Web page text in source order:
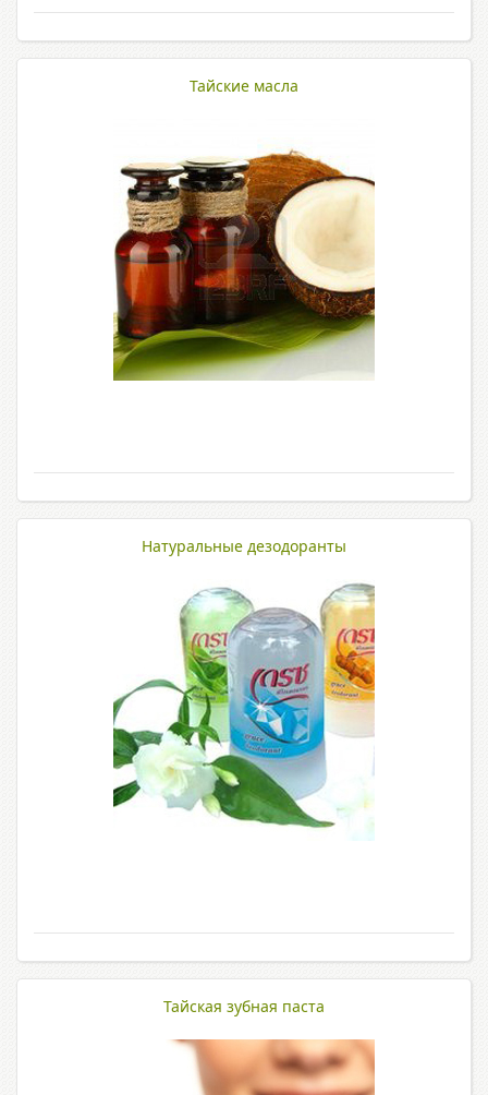
Тайские масла
Натуральные дезодоранты
Тайская зубная паста